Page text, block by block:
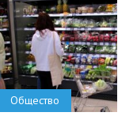
Общество